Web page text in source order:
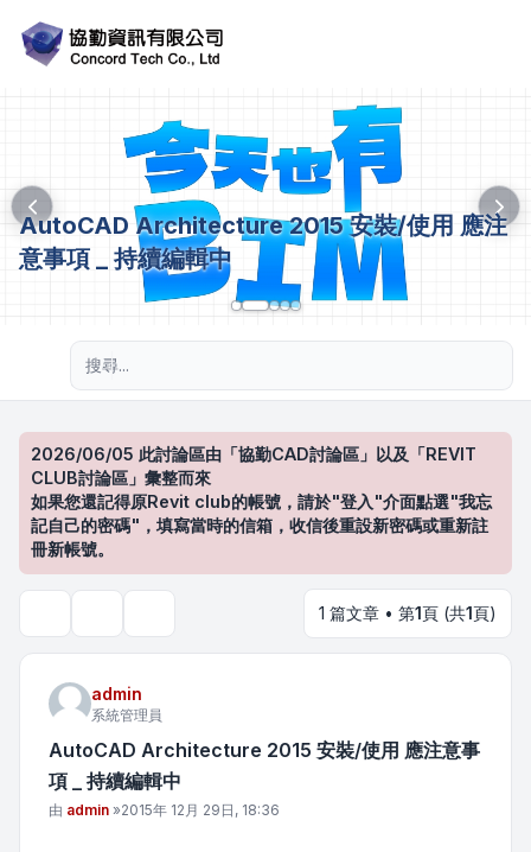
AutoCAD Architecture 2015 安裝/使用 應注
意事項 _ 持續編輯中
2026/06/05 此討論區由「協勤CAD討論區」以及「REVIT
CLUB討論區」彙整而來
如果您還記得原Revit club的帳號，請於"登入"介面點選"我忘
記自己的密碼"，填寫當時的信箱，收信後重設新密碼或重新註
冊新帳號。
1 篇文章 • 第1頁 (共1頁)
admin
系統管理員
AutoCAD Architecture 2015 安裝/使用 應注意事
項 _ 持續編輯中
文章
由 admin »2015年 12月 29日, 18:36